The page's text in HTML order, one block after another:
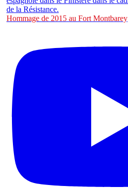
Hommage de 2015 au Fort Montbarey